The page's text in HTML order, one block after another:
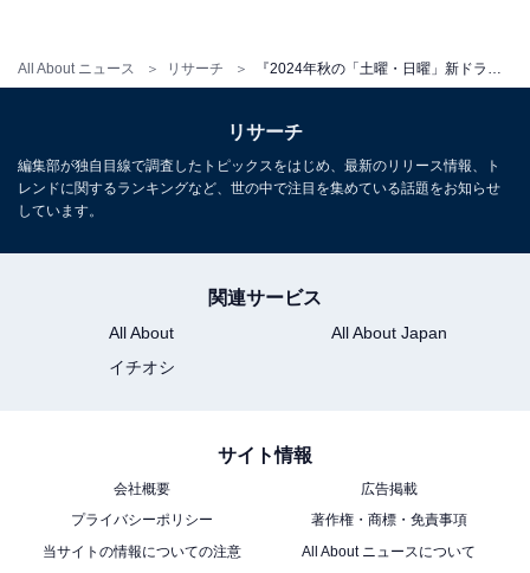
All About ニュース リサーチ 『2024年秋の「土曜・日曜」新ドラマ』人気ランキング！ 2位『ダブルチート Season2』、1位は？
リサーチ
編集部が独自目線で調査したトピックスをはじめ、最新のリリース情報、ト
レンドに関するランキングなど、世の中で注目を集めている話題をお知らせ
しています。
関連サービス
All About
All About Japan
イチオシ
サイト情報
会社概要
広告掲載
プライバシーポリシー
著作権・商標・免責事項
当サイトの情報についての注意
All About ニュースについて